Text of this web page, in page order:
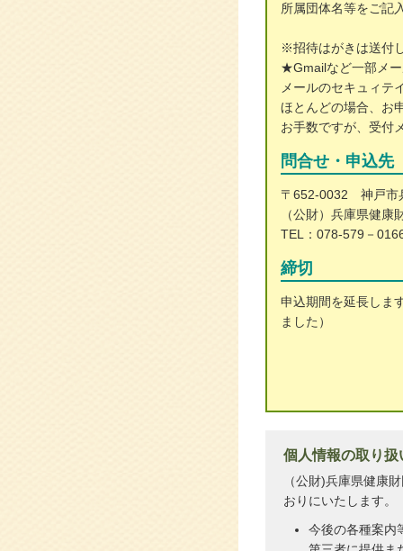
所属団体名等をご記
※招待はがきは送付
★Gmailなど一部メ
メールのセキュィテ
ほとんどの場合、お
お手数ですが、受付
問合せ・申込先
〒652-0032 神戸市
（公財）兵庫県健
TEL：078-579－
締切
申込期間を延長し
ました）
個人情報の取り
（公財)兵庫県健康
おりにいたします。
今後の各種案内